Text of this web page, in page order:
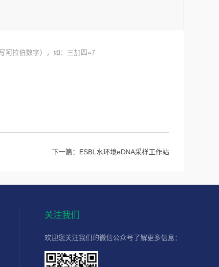
阿拉伯数字），如：三加四=7
下一篇： ESBL水环境eDNA采样工作站
关注我们
欢迎您关注我们的微信公众号了解更多信息：